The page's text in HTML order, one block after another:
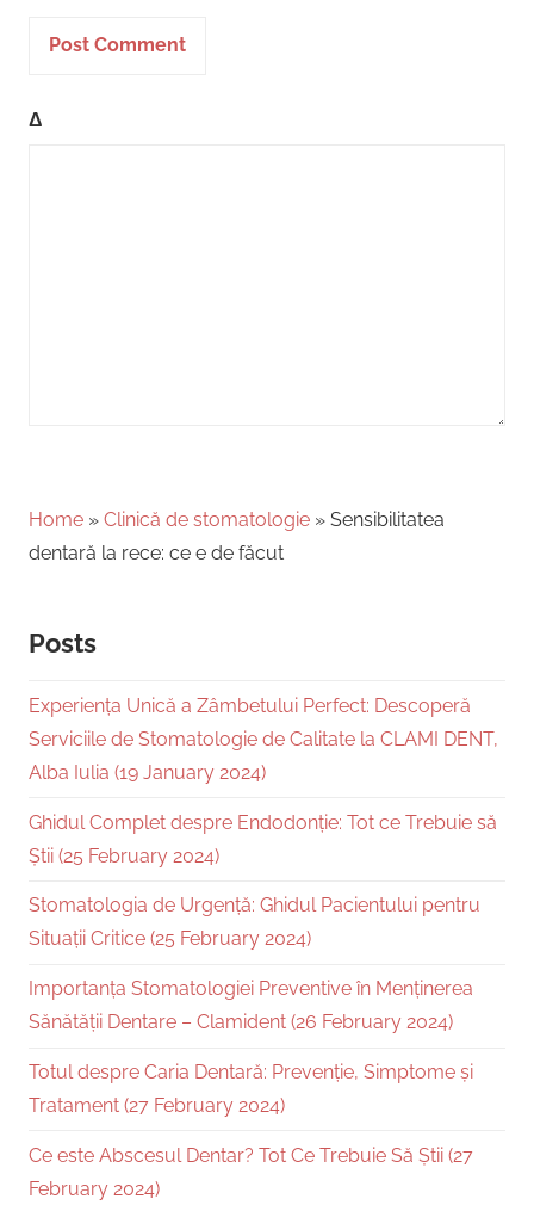
Δ
Home » Clinică de stomatologie » Sensibilitatea
dentară la rece: ce e de făcut
Posts
Experiența Unică a Zâmbetului Perfect: Descoperă
Serviciile de Stomatologie de Calitate la CLAMI DENT,
Alba Iulia (19 January 2024)
Ghidul Complet despre Endodonție: Tot ce Trebuie să
Știi (25 February 2024)
Stomatologia de Urgență: Ghidul Pacientului pentru
Situații Critice (25 February 2024)
Importanța Stomatologiei Preventive în Menținerea
Sănătății Dentare – Clamident (26 February 2024)
Totul despre Caria Dentară: Prevenție, Simptome și
Tratament (27 February 2024)
Ce este Abscesul Dentar? Tot Ce Trebuie Să Știi (27
February 2024)